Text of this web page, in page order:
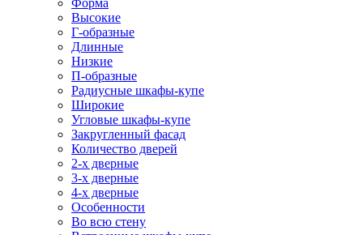
Форма
Высокие
Г-образные
Длинные
Низкие
П-образные
Радиусные шкафы-купе
Широкие
Угловые шкафы-купе
Закругленный фасад
Количество дверей
2-х дверные
3-х дверные
4-х дверные
Особенности
Во всю стену